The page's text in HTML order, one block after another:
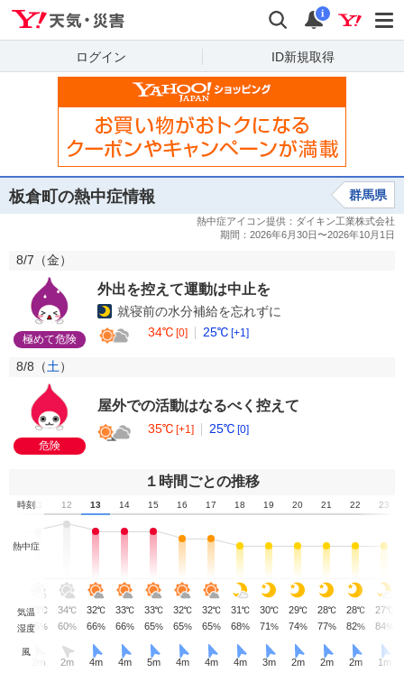
検索 通知
i
ログイン ID新規取得
板倉町の熱中症情報 群馬県
8/7（金）
極めて危険
外出を控えて運動は中止を
就寝前の水分補給を忘れずに
34℃ [0] 25℃ [+1]
8/8（土）
危険
屋外での活動はなるべく控えて
35℃ [+1] 25℃ [0]
１時間ごとの推移
時刻11 12 13 14 15 16 17 18 19 20 21 22 23
熱中症
気温
℃ 33 ℃ 34℃ 32℃ 33℃ 33℃ 32℃ 32℃ 31℃ 30℃ 29℃ 28℃ 28℃ 27℃
湿度
% 65 % 60% 66% 66% 65% 65% 65% 68% 71% 74% 77% 82% 84%
風
m 2m 4m 4m 5m 4m 4m 4m 3m 2m 2m 2m 1m